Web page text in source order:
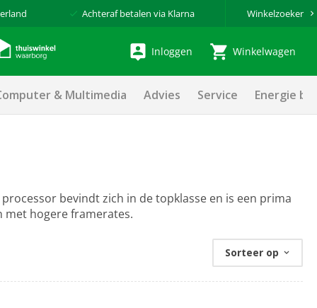
Achteraf betalen via Klarna Winkelzoeker
Inloggen Winkelwagen
& Multimedia Advies Service Energie
bevindt zich in de topklasse en is een prima
met hogere framerates.
Sorteer op